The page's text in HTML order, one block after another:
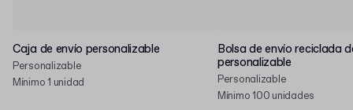
Caja de envío personalizable
Personalizable
Mínimo 1 unidad
Bolsa de envío reciclada
personalizable
Personalizable
Mínimo 100 unidades